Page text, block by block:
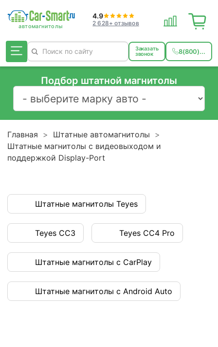
4.9
2 628+ отзывов
Заказать
звонок 8(800)...
Подбор штатной магнитолы
Главная
Штатные автомагнитолы
Штатные магнитолы с видеовыходом и
поддержкой Display-Port
Штатные магнитолы Teyes
Teyes CC3 Teyes CC4 Pro
Штатные магнитолы с CarPlay
Штатные магнитолы с Android Auto